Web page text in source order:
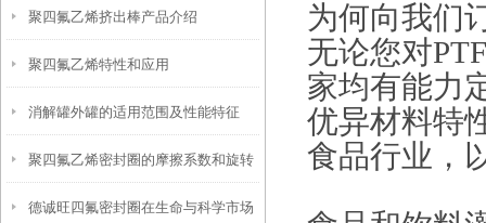
聚四氟乙烯挤出棒产品介绍
聚四氟乙烯特性和应用
消解罐外罐的适用范围及性能特征
聚四氟乙烯密封圈的摩擦系数和旋转
运动
德诚旺四氟密封圈在生命与科学市场
为何向我们
无论您对
家均有能力
优异材料特
食品行业，